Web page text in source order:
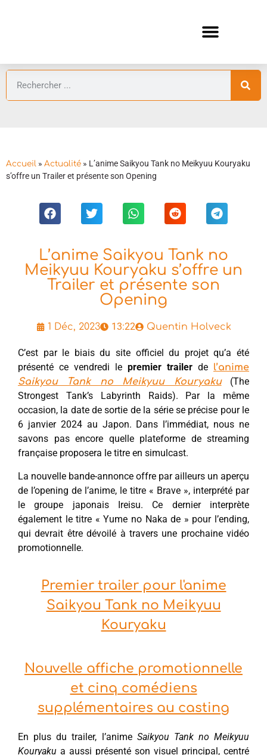
Accueil » Actualité » L’anime Saikyou Tank no Meikyuu Kouryaku
s’offre un Trailer et présente son Opening
L’anime Saikyou Tank no
Meikyuu Kouryaku s’offre un
Trailer et présente son
Opening
1 Déc, 2023 13:22 Quentin Holveck
C’est par le biais du site officiel du projet qu’a été
présenté ce vendredi le premier trailer de l’anime
Saikyou Tank no Meikyuu Kouryaku(The
Strongest Tank’s Labyrinth Raids). Par la même
occasion, la date de sortie de la série se précise pour le
6 janvier 2024 au Japon. Dans l’immédiat, nous ne
savons pas encore quelle plateforme de streaming
française proposera le titre en simulcast.
La nouvelle bande-annonce offre par ailleurs un aperçu
de l’opening de l’anime, le titre « Brave », interprété par
le groupe japonais Ireisu. Ce dernier interprète
également le titre « Yume no Naka de » pour l’ending,
qui devrait être dévoilé à travers une prochaine vidéo
promotionnelle.
Premier trailer pour l'anime
Saikyou Tank no Meikyuu
Kouryaku
Nouvelle affiche promotionnelle
et cinq comédiens
supplémentaires au casting
En plus du trailer, l’anime Saikyou Tank no Meikyuu
Kouryaku a aussi présenté son visuel principal, centré